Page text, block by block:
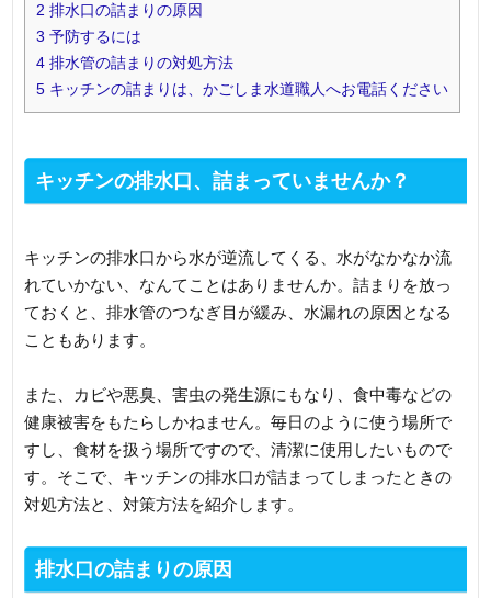
2 排水口の詰まりの原因
3 予防するには
4 排水管の詰まりの対処方法
5 キッチンの詰まりは、かごしま水道職人へお電話ください
キッチンの排水口、詰まっていませんか？
キッチンの排水口から水が逆流してくる、水がなかなか流
れていかない、なんてことはありませんか。詰まりを放っ
ておくと、排水管のつなぎ目が緩み、水漏れの原因となる
こともあります。
また、カビや悪臭、害虫の発生源にもなり、食中毒などの
健康被害をもたらしかねません。毎日のように使う場所で
すし、食材を扱う場所ですので、清潔に使用したいもので
す。そこで、キッチンの排水口が詰まってしまったときの
対処方法と、対策方法を紹介します。
排水口の詰まりの原因